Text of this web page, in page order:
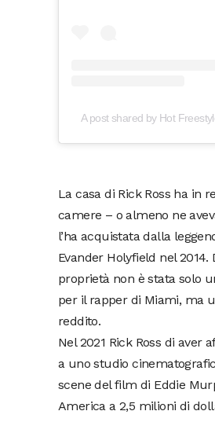
A post shared by Hot
La casa di Rick Ross ha in
camere – o almeno ne
l’ha acquistata dalla
Evander Holyfield nel 2014.
proprietà non è stata solo
per il rapper di Miami, ma
reddito.
Nel 2021 Rick Ross di aver
a uno studio
scene del film di Eddie
America a 2,5 milioni di